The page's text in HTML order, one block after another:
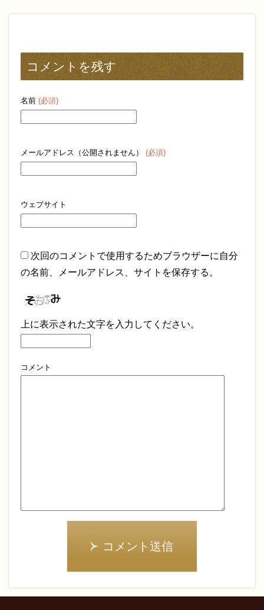
コメントを残す
名前 (必須)
メールアドレス（公開されません） (必須)
ウェブサイト
次回のコメントで使用するためブラウザーに自分
の名前、メールアドレス、サイトを保存する。
上に表示された文字を入力してください。
コメント
コメント送信